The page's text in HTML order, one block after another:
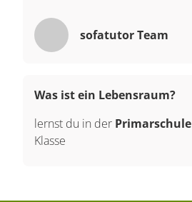
sofatutor Team
Was ist ein Lebensraum?
lernst du in der Primarschule
Klasse